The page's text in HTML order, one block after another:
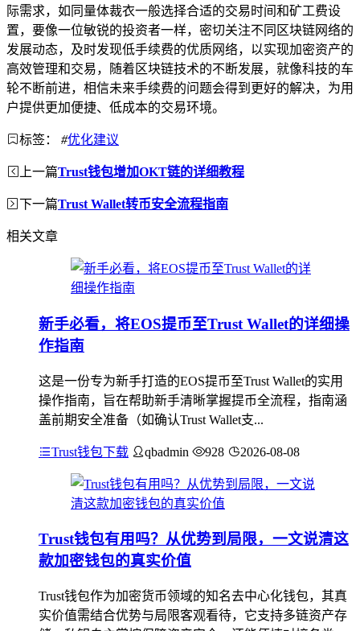
际需求，如同量体裁衣一般选择合适的交易时间和矿工费设
置，要像一位敏锐的投资者一样，密切关注不同区块链网络的
发展动态，及时发现低手续费的优质网络，以实现加密资产的
高效管理和交易，随着区块链技术的不断发展，就像科技的车
轮不断前进，相信未来手续费的问题会得到更好的解决，为用
户提供更加便捷、低成本的交易环境。
标签： #优化建议
上一篇Trust钱包增加OKT链的详细教程
下一篇Trust Wallet转币安全流程指南
相关文章
新手必看，将EOS提币至Trust Wallet的详细操
作指南
这是一份专为新手打造的EOS提币至Trust Wallet的实用
操作指南，旨在帮助新手清晰掌握提币全流程，指南涵
盖前期安全准备（如确认Trust Wallet支...
Trust钱包下载 qbadmin 928 2026-08-08
Trust钱包有用吗？从优势到局限，一文说清这
款加密钱包的真实价值
Trust钱包作为加密货币领域的知名去中心化钱包，其真
实价值需结合优势与局限客观看待，它支持多链资产存